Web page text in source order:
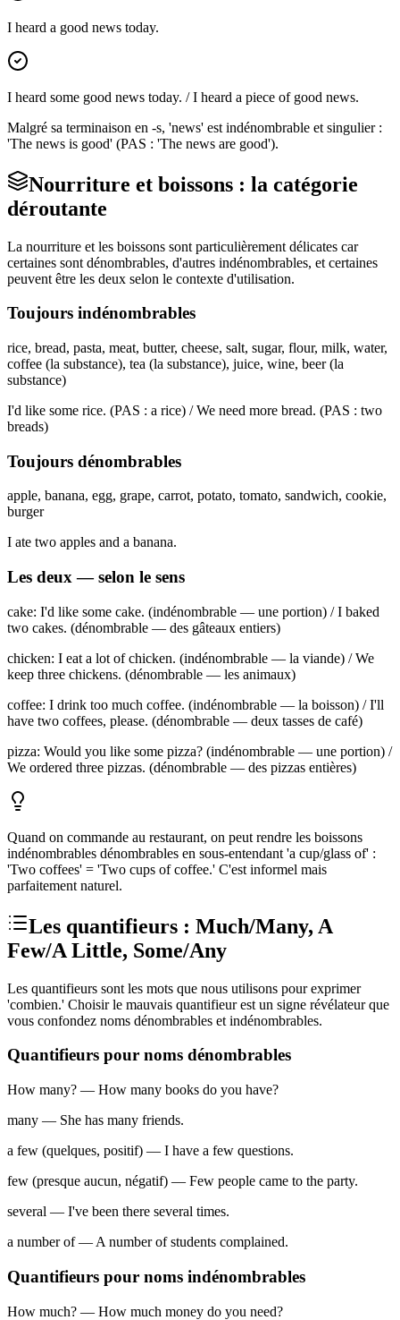
I heard a good news today.
I heard some good news today. / I heard a piece of good news.
Malgré sa terminaison en -s, 'news' est indénombrable et singulier :
'The news is good' (PAS : 'The news are good').
Nourriture et boissons : la catégorie
déroutante
La nourriture et les boissons sont particulièrement délicates car
certaines sont dénombrables, d'autres indénombrables, et certaines
peuvent être les deux selon le contexte d'utilisation.
Toujours indénombrables
rice, bread, pasta, meat, butter, cheese, salt, sugar, flour, milk, water,
coffee (la substance), tea (la substance), juice, wine, beer (la
substance)
I'd like some rice. (PAS : a rice) / We need more bread. (PAS : two
breads)
Toujours dénombrables
apple, banana, egg, grape, carrot, potato, tomato, sandwich, cookie,
burger
I ate two apples and a banana.
Les deux — selon le sens
cake: I'd like some cake. (indénombrable — une portion) / I baked
two cakes. (dénombrable — des gâteaux entiers)
chicken: I eat a lot of chicken. (indénombrable — la viande) / We
keep three chickens. (dénombrable — les animaux)
coffee: I drink too much coffee. (indénombrable — la boisson) / I'll
have two coffees, please. (dénombrable — deux tasses de café)
pizza: Would you like some pizza? (indénombrable — une portion) /
We ordered three pizzas. (dénombrable — des pizzas entières)
Quand on commande au restaurant, on peut rendre les boissons
indénombrables dénombrables en sous-entendant 'a cup/glass of' :
'Two coffees' = 'Two cups of coffee.' C'est informel mais
parfaitement naturel.
Les quantifieurs : Much/Many, A
Few/A Little, Some/Any
Les quantifieurs sont les mots que nous utilisons pour exprimer
'combien.' Choisir le mauvais quantifieur est un signe révélateur que
vous confondez noms dénombrables et indénombrables.
Quantifieurs pour noms dénombrables
How many? — How many books do you have?
many — She has many friends.
a few (quelques, positif) — I have a few questions.
few (presque aucun, négatif) — Few people came to the party.
several — I've been there several times.
a number of — A number of students complained.
Quantifieurs pour noms indénombrables
How much? — How much money do you need?